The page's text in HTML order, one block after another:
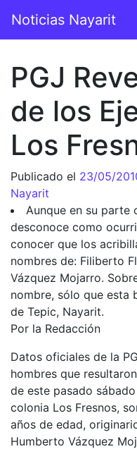
Noticias Nayarit
PGJ
de los
Los
Publicado el 23/05/
Nayarit
Aunque en su parte
desconoce como
conocer que los
nombres de: Filiberto
Vázquez Mojarro.
nombre, sólo que esta
de Tepic, Nayarit.
Por la Redacción
Datos oficiales de la
hombres que
de este pasado
colonia Los Fresnos,
años de edad,
Humberto Vázquez